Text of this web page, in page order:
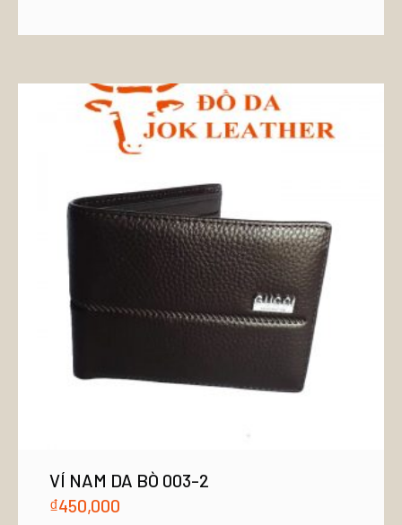
VÍ NAM DA BÒ 003-2
₫450,000